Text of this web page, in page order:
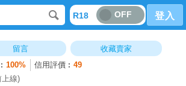
R18 OFF 登入
留言
收藏賣家
100% 信用評價︰49
上線)
分類 賣場簡介